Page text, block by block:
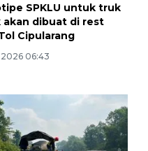
SPKLU untuk truk
akan dibuat di rest
Cipularang
06:43